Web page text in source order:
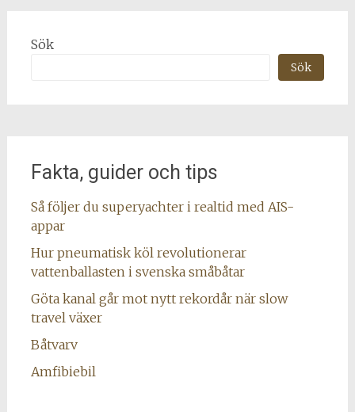
Sök
Sök
Fakta, guider och tips
Så följer du superyachter i realtid med AIS-
appar
Hur pneumatisk köl revolutionerar
vattenballasten i svenska småbåtar
Göta kanal går mot nytt rekordår när slow
travel växer
Båtvarv
Amfibiebil